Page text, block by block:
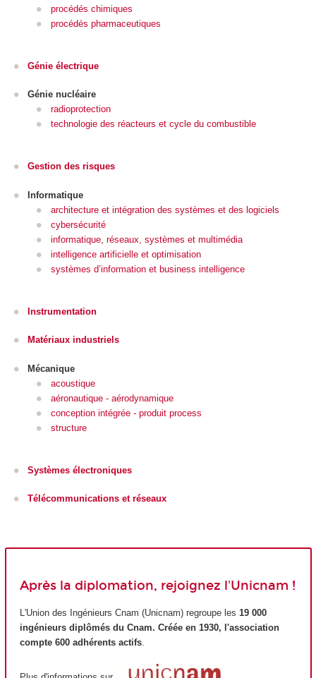
procédés chimiques
procédés pharmaceutiques
Génie électrique
Génie nucléaire
radioprotection
technologie des réacteurs et cycle du combustible
Gestion des risques
Informatique
architecture et intégration des systèmes et des logiciels
cybersécurité
informatique, réseaux, systèmes et multimédia
intelligence artificielle et optimisation
systèmes d’information et business intelligence
Instrumentation
Matériaux industriels
Mécanique
acoustique
aéronautique - aérodynamique
conception intégrée - produit process
structure
Systèmes électroniques
Télécommunications et réseaux
Après la diplomation, rejoignez l'Unicnam !
L'Union des Ingénieurs Cnam (Unicnam) regroupe les 19 000
ingénieurs diplômés du Cnam. Créée en 1930, l'association
compte 600 adhérents actifs.